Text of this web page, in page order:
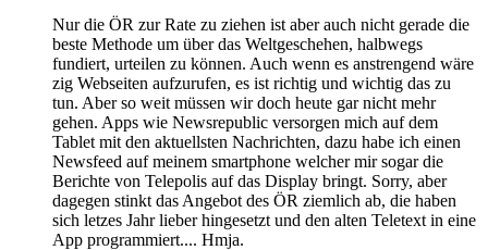
Nur die ÖR zur Rate zu ziehen ist aber auch nicht gerade die
beste Methode um über das Weltgeschehen, halbwegs
fundiert, urteilen zu können. Auch wenn es anstrengend wäre
zig Webseiten aufzurufen, es ist richtig und wichtig das zu
tun. Aber so weit müssen wir doch heute gar nicht mehr
gehen. Apps wie Newsrepublic versorgen mich auf dem
Tablet mit den aktuellsten Nachrichten, dazu habe ich einen
Newsfeed auf meinem smartphone welcher mir sogar die
Berichte von Telepolis auf das Display bringt. Sorry, aber
dagegen stinkt das Angebot des ÖR ziemlich ab, die haben
sich letzes Jahr lieber hingesetzt und den alten Teletext in eine
App programmiert.... Hmja.